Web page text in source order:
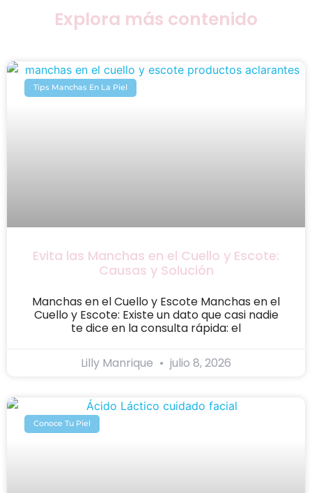
Explora más contenido
Tips Manchas En La Piel
Evita las Manchas en el Cuello y Escote:
Causas y Solución
Manchas en el Cuello y Escote Manchas en el
Cuello y Escote: Existe un dato que casi nadie
te dice en la consulta rápida: el
Lilly Manrique julio 8, 2026
Conoce Tu Piel